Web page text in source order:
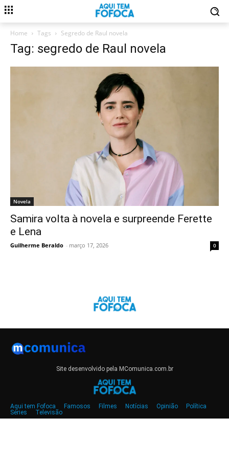
Home Tags Segredo de Raul novela
Tag: segredo de Raul novela
Novela
Samira volta à novela e surpreende Ferette
e Lena
Guilherme Beraldo - março 17, 2026 0
Site desenvolvido pela MComunica.com.br
Aqui tem Fofoca Famosos Filmes Notícias Opinião
Política
Séries
Televisão